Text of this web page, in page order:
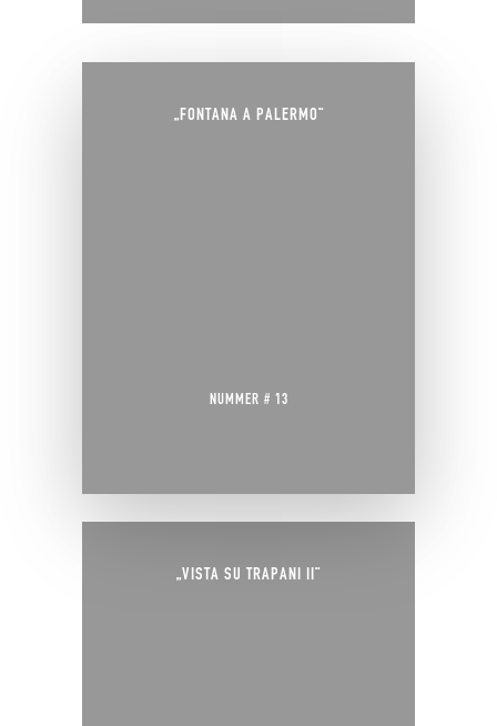
„FONTANA A PALERMO“
NUMMER # 13
„VISTA SU TRAPANI II“